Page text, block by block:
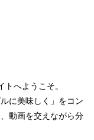
へようこそ。
に美味しく」をコン
動画を交えながら分